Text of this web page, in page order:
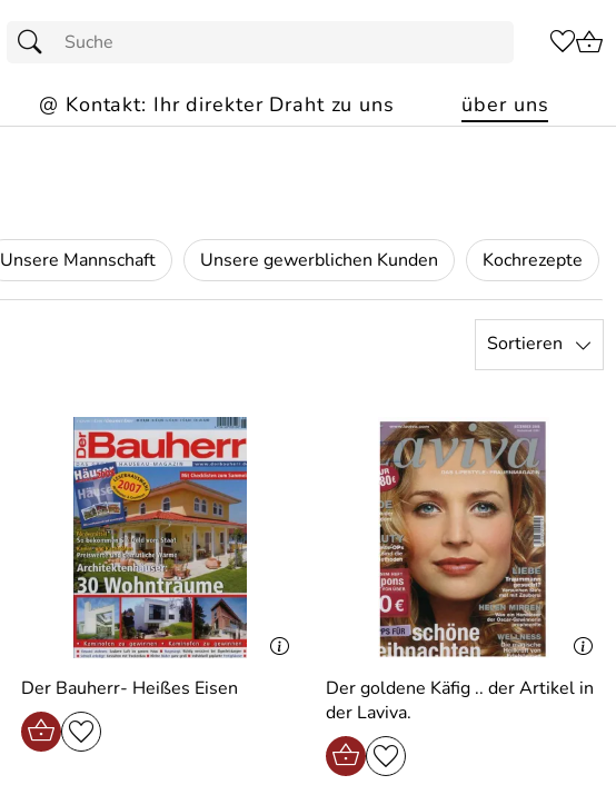
@ Kontakt: Ihr direkter Draht zu uns über uns
Unsere Mannschaft Unsere gewerblichen Kunden Kochrezepte
Sortieren
Der Bauherr- Heißes Eisen
Der goldene Käfig .. der Artikel in
der Laviva.